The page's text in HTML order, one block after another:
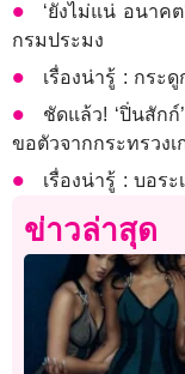
‘ยังไม่แน่ อนาค
กรมประมง
เรื่องน่ารู้ : กระดู
ชัดแล้ว! ‘ปิ่นสักก์
ขอตัวจากกระทรวงเ
เรื่องน่ารู้ : บอระ
ข่าวล่าสุด